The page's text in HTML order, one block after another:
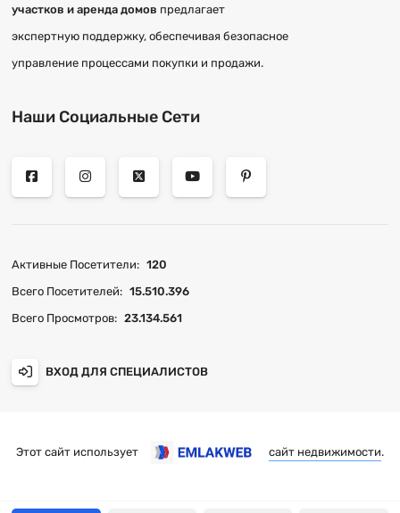
участков и аренда домов предлагает
экспертную поддержку, обеспечивая безопасное
управление процессами покупки и продажи.
Наши Социальные Сети
Активные Посетители: 120
Всего Посетителей: 15.510.396
Всего Просмотров: 23.134.561
ВХОД ДЛЯ СПЕЦИАЛИСТОВ
Этот сайт использует сайт недвижимости.